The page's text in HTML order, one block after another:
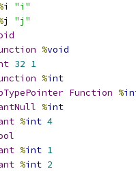
i "i"
j "j"
%void
32 1
%int
Function %
%int
%int 4
%int 1
%int 2